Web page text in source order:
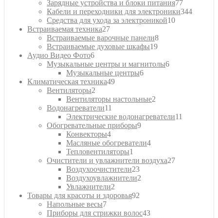
товар
Зарядные устройства и блоки питания7777
товаров
Кабели и переходники для электроники344344
Средства для ухода за электроникой1010
Встраиваемая техника2727
товаров
Встраиваемые варочные панели88
Встраиваемые духовые шкафы1919
Аудио Видео Фото66
товаров
Музыкальные центры и магнитолы66
Музыкальные центры66
Климатическая техника4949
Вентиляторы2
товара
Вентиляторы настольные2
Водонагреватели11
товаров
Электрические водонагреватели11
Обогревательные приборы99
Конвекторы44
товара
Масляные обогреватели44
Тепловентиляторы1
товар
Очистители и увлажнители воздуха2727
Воздухоочистители2323
товара
Воздухоувлажнители2
Увлажнители2
товара
Товары для красоты и здоровья92
Напольные весы77
товаров
Приборы для стрижки волос4343